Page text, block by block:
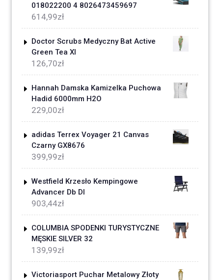
018022200 4 8026473459697
614,99zł
Doctor Scrubs Medyczny Bat Active
Green Tea Xl
126,70zł
Hannah Damska Kamizelka Puchowa
Hadid 6000mm H2O
229,00zł
adidas Terrex Voyager 21 Canvas
Czarny GX8676
399,99zł
Westfield Krzesło Kempingowe
Advancer Db Dl
903,44zł
COLUMBIA SPODENKI TURYSTYCZNE
MĘSKIE SILVER 32
139,99zł
Victoriasport Puchar Metalowy Złoty